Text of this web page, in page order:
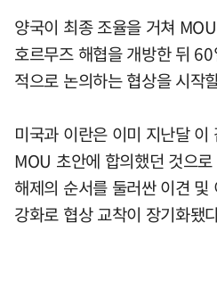
양국이 최종 조율을 거쳐
호르무즈 해협을 개방한 뒤
적으로 논의하는 협상을 시작
미국과 이란은 이미 지난달
MOU 초안에 합의했던 것으
해제의 순서를 둘러싼 이견
강화로 협상 교착이 장기화됐